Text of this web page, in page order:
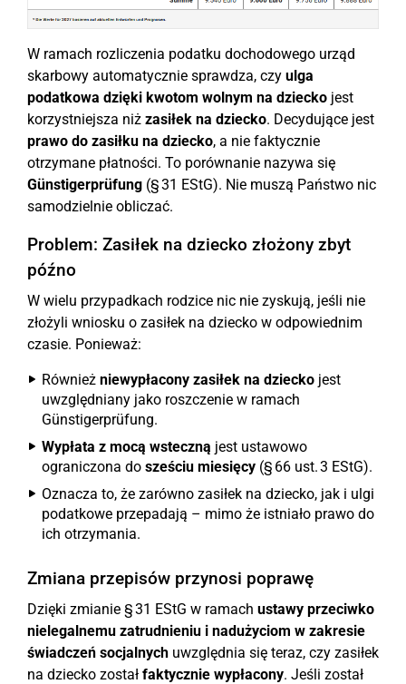
W ramach rozliczenia podatku dochodowego urząd
skarbowy automatycznie sprawdza, czy ulga
podatkowa dzięki kwotom wolnym na dziecko jest
korzystniejsza niż zasiłek na dziecko. Decydujące jest
prawo do zasiłku na dziecko, a nie faktycznie
otrzymane płatności. To porównanie nazywa się
Günstigerprüfung (§ 31 EStG). Nie muszą Państwo nic
samodzielnie obliczać.
Problem: Zasiłek na dziecko złożony zbyt
późno
W wielu przypadkach rodzice nic nie zyskują, jeśli nie
złożyli wniosku o zasiłek na dziecko w odpowiednim
czasie. Ponieważ:
Również niewypłacony zasiłek na dziecko jest
uwzględniany jako roszczenie w ramach
Günstigerprüfung.
Wypłata z mocą wsteczną jest ustawowo
ograniczona do sześciu miesięcy (§ 66 ust. 3 EStG).
Oznacza to, że zarówno zasiłek na dziecko, jak i ulgi
podatkowe przepadają – mimo że istniało prawo do
ich otrzymania.
Zmiana przepisów przynosi poprawę
Dzięki zmianie § 31 EStG w ramach ustawy przeciwko
nielegalnemu zatrudnieniu i nadużyciom w zakresie
świadczeń socjalnych uwzględnia się teraz, czy zasiłek
na dziecko został faktycznie wypłacony. Jeśli został